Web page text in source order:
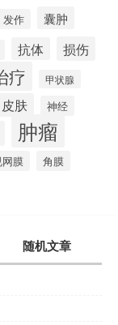
发作 囊肿
抗体 损伤
疗 甲状腺
皮肤 神经
肿瘤
膜 角膜
随机文章